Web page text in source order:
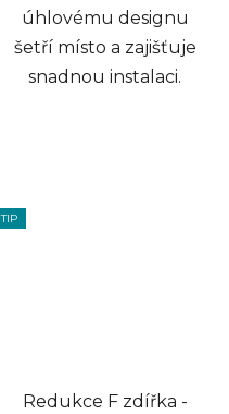
úhlovému designu
šetří místo a zajišťuje
snadnou instalaci.
TIP
Redukce F zdířka -